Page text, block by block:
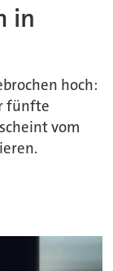
in
hoch:
fünfte
vom